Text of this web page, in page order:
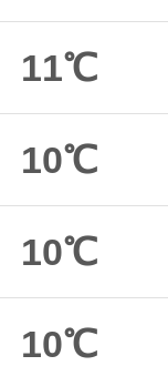
11℃
10℃
10℃
10℃